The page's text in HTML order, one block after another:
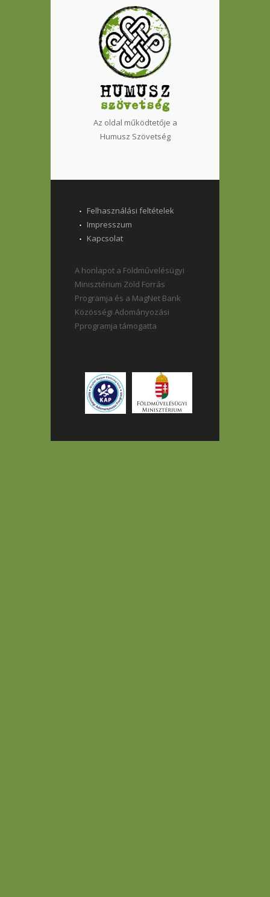
Az oldal működtetője a
Humusz Szövetség
Felhasználási feltételek
Impresszum
Kapcsolat
A honlapot a Földművelésügyi
Minisztérium Zöld Forrás
Programja és a MagNet Bank
Közösségi Adományozási
Pprogramja támogatta